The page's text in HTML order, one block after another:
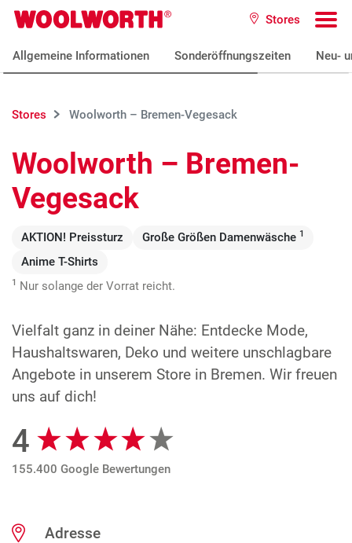
Zum Hauptinhalt
Woolworth GmbH Stores
Allgemeine Informationen Sonderöffnungszeiten Neu-
Stores Woolworth – Bremen-Vegesack
Woolworth – Bremen-
Vegesack
AKTION! Preissturz Große Größen Damenwäsche 1
Anime T-Shirts
1 Nur solange der Vorrat reicht.
Vielfalt ganz in deiner Nähe: Entdecke Mode,
Haushaltswaren, Deko und weitere unschlagbare
Angebote in unserem Store in Bremen. Wir freuen
uns auf dich!
Google Bewertungen
4
155.400 Google Bewertungen
Adresse